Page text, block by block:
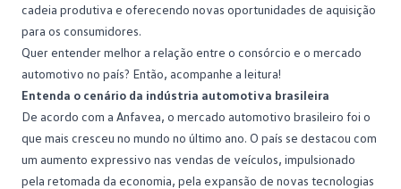
cadeia produtiva e oferecendo novas oportunidades de aquisição
para os consumidores.
Quer entender melhor a relação entre o consórcio e o mercado
automotivo no país? Então, acompanhe a leitura!
Entenda o cenário da indústria automotiva brasileira
De acordo com a Anfavea, o mercado automotivo brasileiro foi o
que mais cresceu no mundo no último ano. O país se destacou com
um aumento expressivo nas vendas de veículos, impulsionado
pela retomada da economia, pela expansão de novas tecnologias